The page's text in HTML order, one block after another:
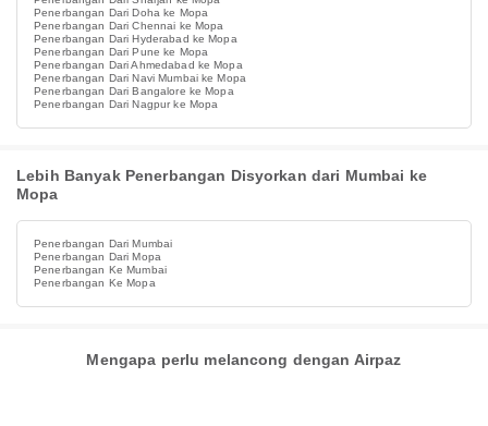
Penerbangan Dari Doha ke Mopa
Penerbangan Dari Chennai ke Mopa
Penerbangan Dari Hyderabad ke Mopa
Penerbangan Dari Pune ke Mopa
Penerbangan Dari Ahmedabad ke Mopa
Penerbangan Dari Navi Mumbai ke Mopa
Penerbangan Dari Bangalore ke Mopa
Penerbangan Dari Nagpur ke Mopa
Lebih Banyak Penerbangan Disyorkan dari Mumbai ke
Mopa
Penerbangan Dari Mumbai
Penerbangan Dari Mopa
Penerbangan Ke Mumbai
Penerbangan Ke Mopa
Mengapa perlu melancong dengan Airpaz